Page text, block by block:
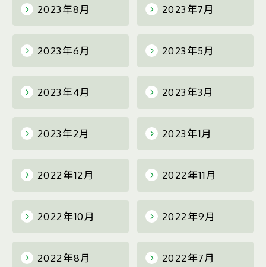
2023年8月 2023年7月
2023年6月 2023年5月
2023年4月 2023年3月
2023年2月 2023年1月
2022年12月 2022年11月
2022年10月 2022年9月
2022年8月 2022年7月